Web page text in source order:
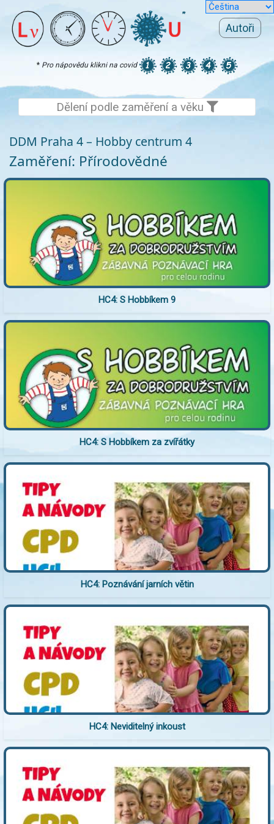
Autoři
* Pro nápovědu klikni na covid
Dělení podle zaměření a věku
DDM Praha 4 – Hobby centrum 4
Zaměření: Přírodovědné
HC4: S Hobbíkem 9
HC4: S Hobbíkem za zvířátky
HC4: Poznávání jarních větin
HC4: Neviditelný inkoust